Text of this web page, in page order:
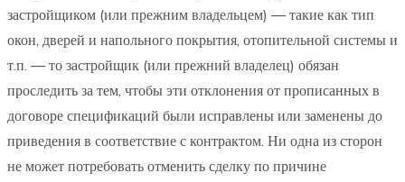
застройщиком (или прежним владельцем) — такие как тип
окон, дверей и напольного покрытия, отопительной системы и
т.п. — то застройщик (или прежний владелец) обязан
проследить за тем, чтобы эти отклонения от прописанных в
договоре спецификаций были исправлены или заменены до
приведения в соответствие с контрактом. Ни одна из сторон
не может потребовать отменить сделку по причине